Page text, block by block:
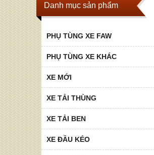
Danh mục sản phẩm
PHỤ TÙNG XE FAW
PHỤ TÙNG XE KHÁC
XE MỚI
XE TẢI THÙNG
XE TẢI BEN
XE ĐẦU KÉO